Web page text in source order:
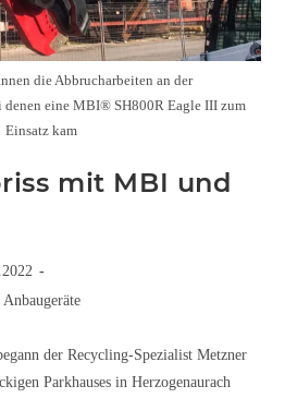
die Abbrucharbeiten an der
eine MBI® SH800R Eagle III zum
Einsatz kam
mit MBI und
Anbaugeräte
der Recycling-Spezialist Metzner
Parkhauses in Herzogenaurach